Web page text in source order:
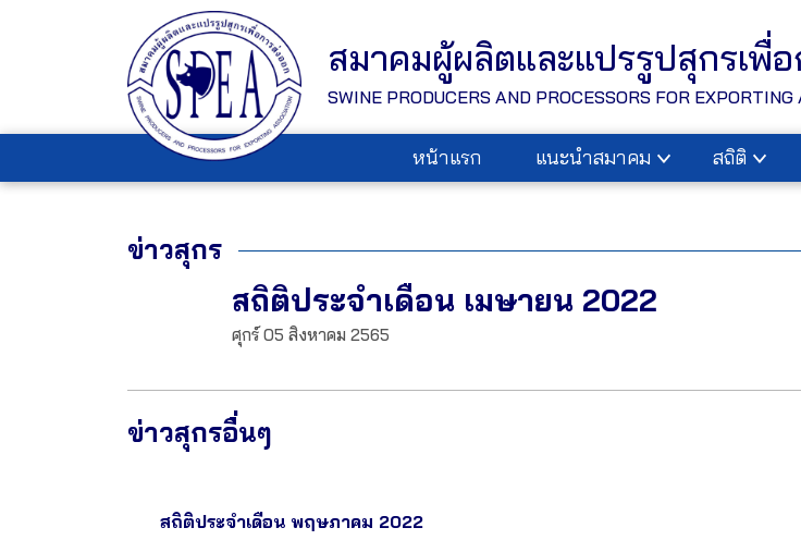
สมาคมผู้ผลิตและแปรรูปสุกรเพื่
SWINE PRODUCERS AND PROCESSORS FOR EXPORTING
หน้าแรก แนะนำสมาคม สถิติ
ข่าวสุกร
สถิติประจำเดือน เมษายน 2022
ศุกร์ 05 สิงหาคม 2565
ข่าวสุกรอื่นๆ
สถิติประจำเดือน พฤษภาคม 2022